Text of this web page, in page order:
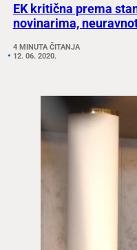
EK kritična prema
novinarima,
4 MINUTA ČITANJA
12. 06. 2020.